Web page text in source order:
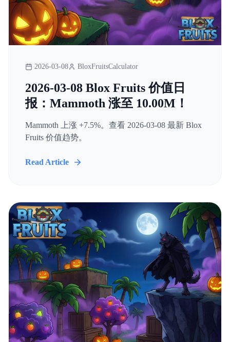
2026-03-08 BloxFruitsCalculator
2026-03-08 Blox Fruits 价值日
报：Mammoth 涨至 10.00M！
Mammoth 上涨 +7.5%。查看 2026-03-08 最新 Blox
Fruits 价值趋势。
Read Article